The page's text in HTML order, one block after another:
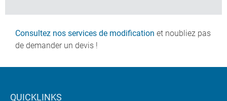
Consultez nos services de modification et noubliez pas
de demander un devis !
QUICKLINKS